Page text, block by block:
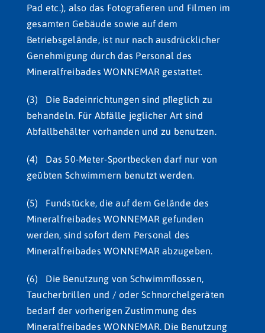
Pad etc.), also das Fotograﬁeren und Filmen im
gesamten Gebäude sowie auf dem
Betriebsgelände, ist nur nach ausdrücklicher
Genehmigung durch das Personal des
Mineralfreibades WONNEMAR gestattet.
(3) Die Badeinrichtungen sind pﬂeglich zu
behandeln. Für Abfälle jeglicher Art sind
Abfallbehälter vorhanden und zu benutzen.
(4) Das 50-Meter-Sportbecken darf nur von
geübten Schwimmern benutzt werden.
(5) Fundstücke, die auf dem Gelände des
Mineralfreibades WONNEMAR gefunden
werden, sind sofort dem Personal des
Mineralfreibades WONNEMAR abzugeben.
(6) Die Benutzung von Schwimmﬂossen,
Taucherbrillen und / oder Schnorchelgeräten
bedarf der vorherigen Zustimmung des
Mineralfreibades WONNEMAR. Die Benutzung